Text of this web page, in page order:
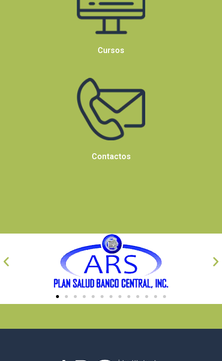
Cursos
Contactos